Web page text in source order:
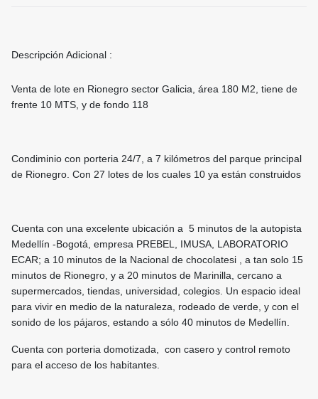
Descripción Adicional :
Venta de lote en Rionegro sector Galicia, área 180 M2, tiene de
frente 10 MTS, y de fondo 118
Condiminio con porteria 24/7, a 7 kilómetros del parque principal
de Rionegro. Con 27 lotes de los cuales 10 ya están construidos
Cuenta con una excelente ubicación a 5 minutos de la autopista
Medellín -Bogotá, empresa PREBEL, IMUSA, LABORATORIO
ECAR; a 10 minutos de la Nacional de chocolatesi , a tan solo 15
minutos de Rionegro, y a 20 minutos de Marinilla, cercano a
supermercados, tiendas, universidad, colegios. Un espacio ideal
para vivir en medio de la naturaleza, rodeado de verde, y con el
sonido de los pájaros, estando a sólo 40 minutos de Medellín.
Cuenta con porteria domotizada, con casero y control remoto
para el acceso de los habitantes.